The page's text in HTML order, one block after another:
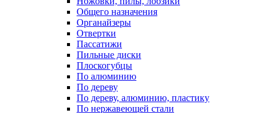
Общего назначения
Органайзеры
Отвертки
Пассатижи
Пильные диски
Плоскогубцы
По алюминию
По дереву
По дереву, алюминию, пластику
По нержавеющей стали